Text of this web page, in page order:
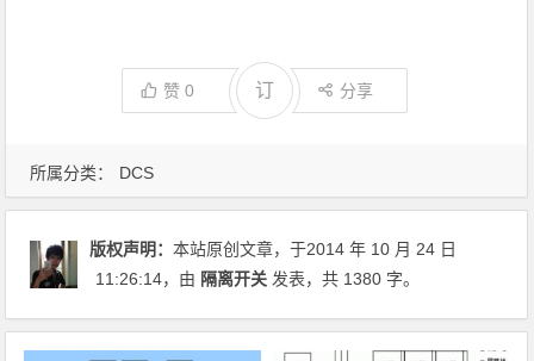
所属分类： DCS
赞0 订 分享
版权声明：本站原创文章，于2014 年 10 月 24 日
11:26:14，由 隔离开关 发表，共 1380 字。